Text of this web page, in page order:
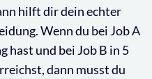
hilft dir dein echter
Wenn du bei Job A
hast und bei Job B in 5
dann musst du